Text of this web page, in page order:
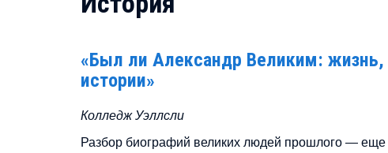
«Был ли Александр Великим: жизнь,
истории»
Колледж Уэллсли
Разбор биографий великих людей прошлого —